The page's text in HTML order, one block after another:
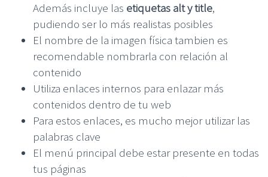
Además incluye las etiquetas alt y title,
pudiendo ser lo más realistas posibles
El nombre de la imagen física tambien es
recomendable nombrarla con relación al
contenido
Utiliza enlaces internos para enlazar más
contenidos dentro de tu web
Para estos enlaces, es mucho mejor utilizar las
palabras clave
El menú principal debe estar presente en todas
tus páginas